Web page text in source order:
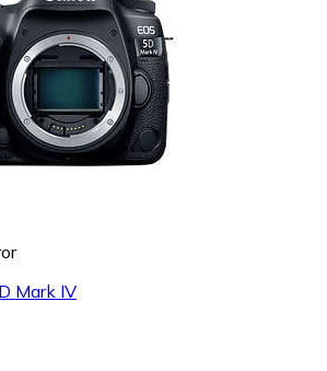
Mark IV